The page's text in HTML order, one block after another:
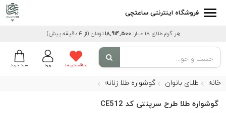
فروشگاه اینترنتی ساعتچی
هر گرم طلای 18 عیار: 18,914,500 تومان (از 4 دقیقه پیش)
سبد خرید ورود علاقمندی ها
خانه طلای بانوان گوشواره طلا زنانه
گوشواره طلا طرح سرپنتی کد CE512